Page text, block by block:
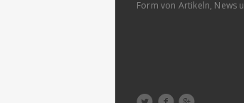
Form von Artikeln, News